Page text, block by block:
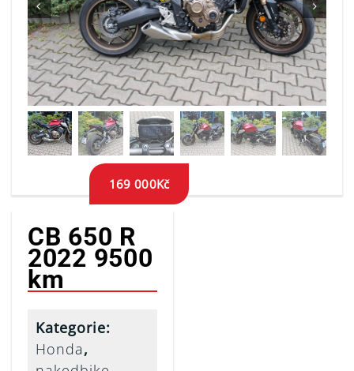
 
CB 650 R
2022 9500
km
169 000Kč
Kategorie:
Honda,